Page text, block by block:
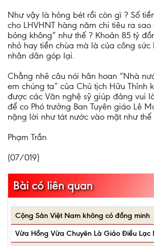
Như vậy là hỏng bét rồi còn gì ? Số
cho LHVHNT hàng năm chi tiêu ra sao
bỏng không” như thế ? Khoản 85 tỷ
nhỏ hay tiền chùa mà là của công sức
nhân dân góp lại.
Chẳng nhẽ câu nói hân hoan “Nhà
em chúng ta” của Chủ tịch Hữu Thỉnh
được các Văn nghệ sỹ giúp đảng vui
để co Phó trưởng Ban Tuyên giáo Lê
nặng lời như tát nước vào mặt như
Phạm Trần
(07/019)
Bài có liên quan
Cộng Sản Việt Nam không có đồng minh
Vừa Hồng Vừa Chuyên Là Giáo Điều Lạc